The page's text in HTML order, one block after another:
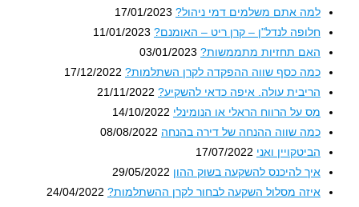
למה אתם משלמים דמי ניהול? 17/01/2023
חלופה לנדל"ן – קרן ריט – האומנם? 11/01/2023
האם תחזיות מתממשות? 03/01/2023
כמה כסף שווה ההפקדה לקרן השתלמות? 17/12/2022
הריבית עולה. איפה כדאי להשקיע? 21/11/2022
מס על הרווח הראלי או הנומינלי 14/10/2022
כמה שווה ההנחה של דירה בהנחה 08/08/2022
הביטקויין ואני 17/07/2022
איך להיכנס להשקעה בשוק ההון 29/05/2022
איזה מסלול השקעה לבחור לקרן ההשתלמות? 24/04/2022